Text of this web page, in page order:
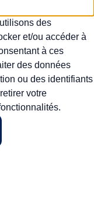
des
et/ou accéder à
à ces
des données
ou des identifiants
votre